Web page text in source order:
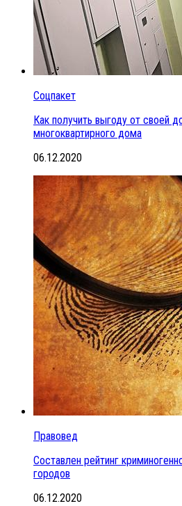
Соцпакет
Как получить выгоду от своей
многоквартирного дома
06.12.2020
Правовед
Составлен рейтинг
городов
06.12.2020